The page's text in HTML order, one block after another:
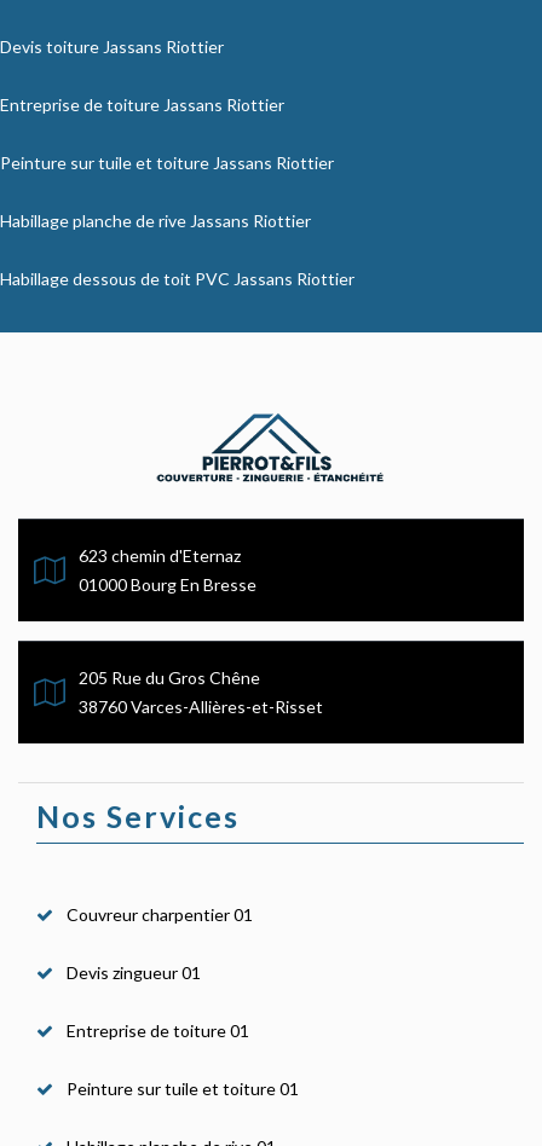
Devis toiture Jassans Riottier
Entreprise de toiture Jassans Riottier
Peinture sur tuile et toiture Jassans Riottier
Habillage planche de rive Jassans Riottier
Habillage dessous de toit PVC Jassans Riottier
623 chemin d'Eternaz
01000 Bourg En Bresse
205 Rue du Gros Chêne
38760 Varces-Allières-et-Risset
Nos Services
Couvreur charpentier 01
Devis zingueur 01
Entreprise de toiture 01
Peinture sur tuile et toiture 01